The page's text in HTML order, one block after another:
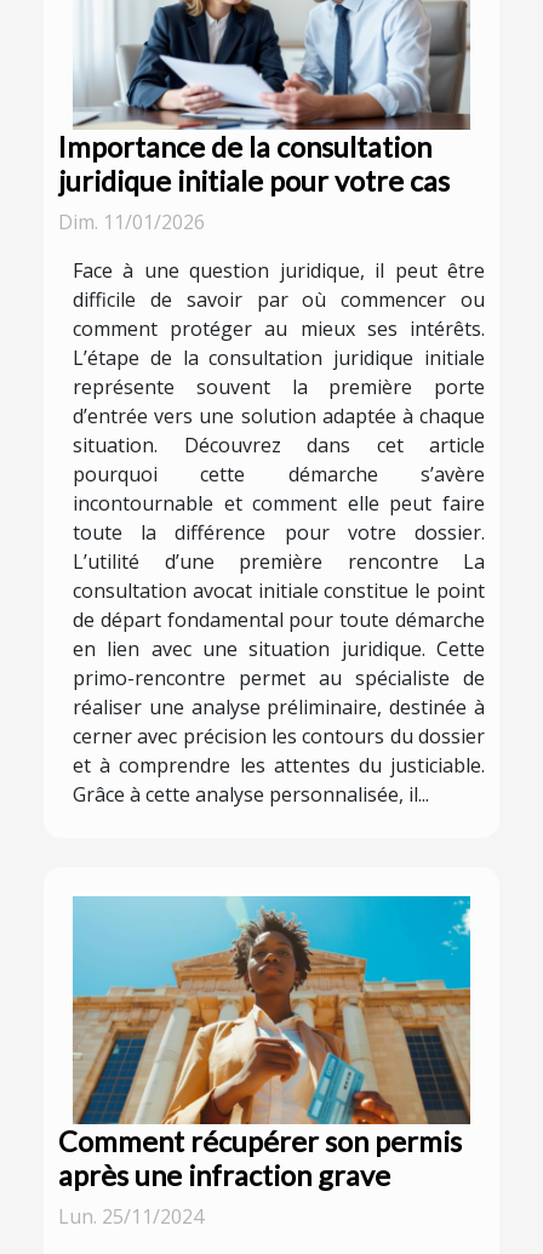
Importance de la consultation
juridique initiale pour votre cas
Dim. 11/01/2026
Face à une question juridique, il peut être
difficile de savoir par où commencer ou
comment protéger au mieux ses intérêts.
L’étape de la consultation juridique initiale
représente souvent la première porte
d’entrée vers une solution adaptée à chaque
situation. Découvrez dans cet article
pourquoi cette démarche s’avère
incontournable et comment elle peut faire
toute la différence pour votre dossier.
L’utilité d’une première rencontre La
consultation avocat initiale constitue le point
de départ fondamental pour toute démarche
en lien avec une situation juridique. Cette
primo-rencontre permet au spécialiste de
réaliser une analyse préliminaire, destinée à
cerner avec précision les contours du dossier
et à comprendre les attentes du justiciable.
Grâce à cette analyse personnalisée, il...
Comment récupérer son permis
après une infraction grave
Lun. 25/11/2024